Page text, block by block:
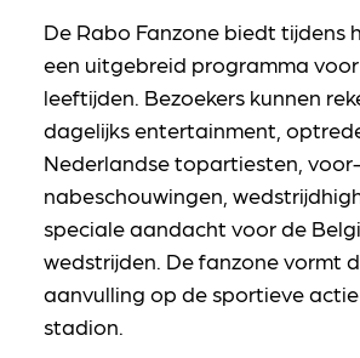
De Rabo Fanzone biedt tijdens
een uitgebreid programma
leeftijden. Bezoekers kunnen
dagelijks entertainment,
Nederlandse topartiesten,
nabeschouwingen,
speciale aandacht voor de
wedstrijden. De fanzone vormt
aanvulling op de sportieve
stadion.